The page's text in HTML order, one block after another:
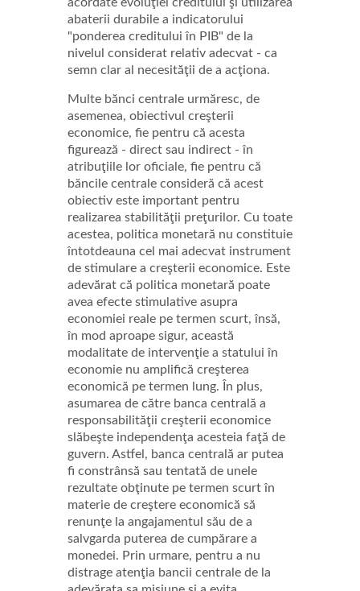
abaterii durabile a indicatorului
"ponderea creditului în PIB" de la
nivelul considerat relativ adecvat - ca
semn clar al necesităţii de a acţiona.
Multe bănci centrale urmăresc, de
asemenea, obiectivul creşterii
economice, fie pentru că acesta
figurează - direct sau indirect - în
atribuţiile lor oficiale, fie pentru că
băncile centrale consideră că acest
obiectiv este important pentru
realizarea stabilităţii preţurilor. Cu toate
acestea, politica monetară nu constituie
întotdeauna cel mai adecvat instrument
de stimulare a creşterii economice. Este
adevărat că politica monetară poate
avea efecte stimulative asupra
economiei reale pe termen scurt, însă,
în mod aproape sigur, această
modalitate de intervenţie a statului în
economie nu amplifică creşterea
economică pe termen lung. În plus,
asumarea de către banca centrală a
responsabilităţii creşterii economice
slăbeşte independenţa acesteia faţă de
guvern. Astfel, banca centrală ar putea
fi constrânsă sau tentată de unele
rezultate obţinute pe termen scurt în
materie de creştere economică să
renunţe la angajamentul său de a
salvgarda puterea de cumpărare a
monedei. Prin urmare, pentru a nu
distrage atenţia bancii centrale de la